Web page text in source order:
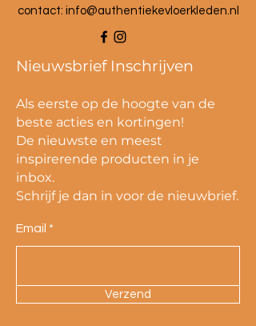
contact: info@authentiekevloerkleden.nl
Nieuwsbrief Inschrijven
Als eerste op de hoogte van de
beste acties en kortingen!
De nieuwste en meest
inspirerende producten in je
inbox.
Schrijf je dan in voor de nieuwbrief.
Email
Verzend